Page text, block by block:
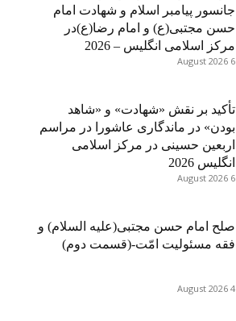
جانسور پیامبر اسلام و شهادت امام
حسن مجتبی(ع) و امام رضا(ع)در
مرکز اسلامی انگلیس – 2026
6 August 2026
تأکید بر نقش «شهادت» و «شاهد
بودن» در ماندگاری عاشورا در مراسم
اربعین حسینی در مرکز اسلامی
انگلیس 2026
6 August 2026
صلح امام حسن مجتبی(علیه السلام) و
فقه مسئولیت امّت-(قسمت دوم)
4 August 2026